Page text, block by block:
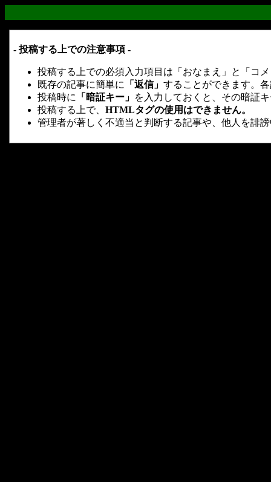
- 投稿する上での注意事項 -
投稿する上での必須入力項目は「おなまえ」と「コ
既存の記事に簡単に
「返信」することができます。
投稿時に
「暗証キー」 を入力しておくと、その暗証
投稿する上で、HTMLタグの使用はできません。
管理者が著しく不適当と判断する記事や、他人を誹